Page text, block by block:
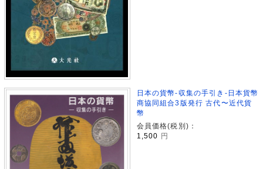
日本の貨幣-収集の手引き-日本貨幣
商協同組合3版発行 古代〜近代貨
幣
会員価格(税別)：
1,500 円